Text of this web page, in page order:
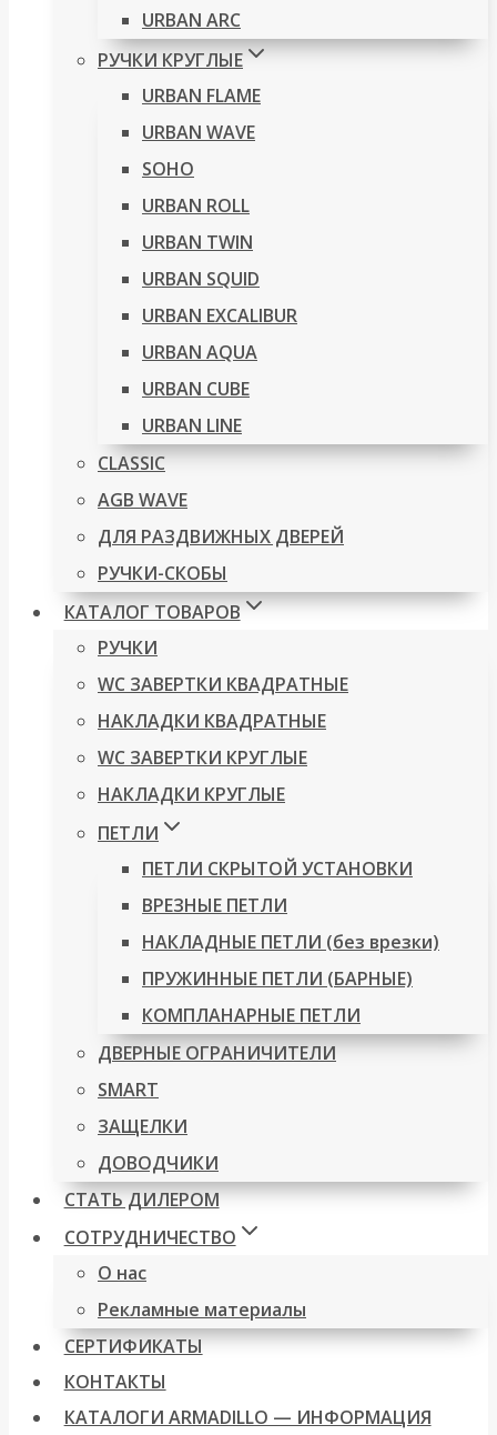
URBAN ARC
РУЧКИ КРУГЛЫЕ
URBAN FLAME
URBAN WAVE
SOHO
URBAN ROLL
URBAN TWIN
URBAN SQUID
URBAN EXCALIBUR
URBAN AQUA
URBAN CUBE
URBAN LINE
CLASSIC
AGB WAVE
ДЛЯ РАЗДВИЖНЫХ ДВЕРЕЙ
РУЧКИ-СКОБЫ
КАТАЛОГ ТОВАРОВ
РУЧКИ
WC ЗАВЕРТКИ КВАДРАТНЫЕ
НАКЛАДКИ КВАДРАТНЫЕ
WC ЗАВЕРТКИ КРУГЛЫЕ
НАКЛАДКИ КРУГЛЫЕ
ПЕТЛИ
ПЕТЛИ СКРЫТОЙ УСТАНОВКИ
ВРЕЗНЫЕ ПЕТЛИ
НАКЛАДНЫЕ ПЕТЛИ (без врезки)
ПРУЖИННЫЕ ПЕТЛИ (БАРНЫЕ)
КОМПЛАНАРНЫЕ ПЕТЛИ
ДВЕРНЫЕ ОГРАНИЧИТЕЛИ
SMART
ЗАЩЕЛКИ
ДОВОДЧИКИ
СТАТЬ ДИЛЕРОМ
СОТРУДНИЧЕСТВО
О нас
Рекламные материалы
СЕРТИФИКАТЫ
КОНТАКТЫ
КАТАЛОГИ ARMADILLO — ИНФОРМАЦИЯ